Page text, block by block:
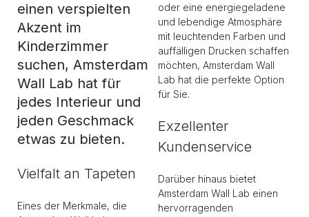
einen verspielten
Akzent im
Kinderzimmer
suchen, Amsterdam
Wall Lab hat für
jedes Interieur und
jeden Geschmack
etwas zu bieten.
Vielfalt an Tapeten
Eines der Merkmale, die
oder eine energiegeladene
und lebendige Atmosphäre
mit leuchtenden Farben und
auffälligen Drucken schaffen
möchten, Amsterdam Wall
Lab hat die perfekte Option
für Sie.
Exzellenter
Kundenservice
Darüber hinaus bietet
Amsterdam Wall Lab einen
hervorragenden